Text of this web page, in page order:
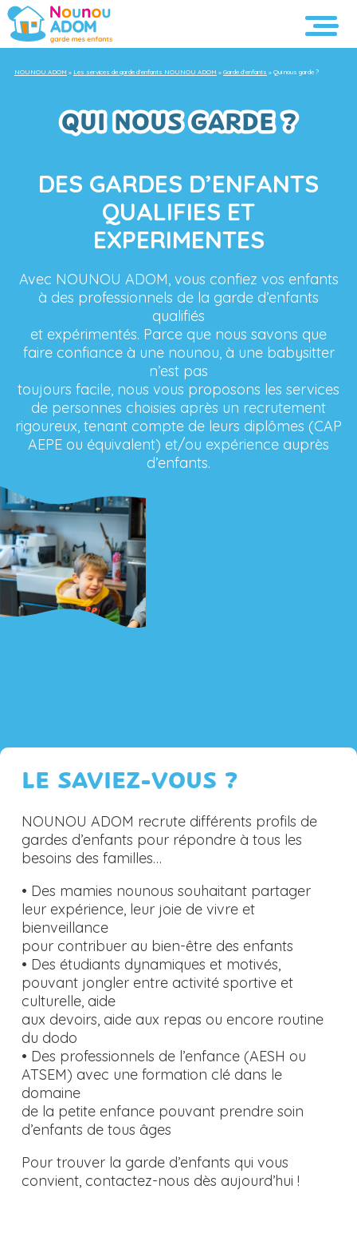
NOUNOU ADOM » Les services de garde d’enfants NOUNOU ADOM » Garde d’enfants » Qui nous garde ?
QUI NOUS GARDE ?
DES GARDES D’ENFANTS
QUALIFIES ET
EXPERIMENTES
Avec NOUNOU ADOM, vous confiez vos enfants
à des professionnels de la garde d’enfants
qualifiés
et expérimentés. Parce que nous savons que
faire confiance à une nounou, à une babysitter
n’est pas
toujours facile, nous vous proposons les services
de personnes choisies après un recrutement
rigoureux, tenant compte de leurs diplômes (CAP
AEPE ou équivalent) et/ou expérience auprès
d’enfants.
LE SAVIEZ-VOUS ?
NOUNOU ADOM recrute différents profils de
gardes d’enfants pour répondre à tous les
besoins des familles…
• Des mamies nounous souhaitant partager
leur expérience, leur joie de vivre et
bienveillance
pour contribuer au bien-être des enfants
• Des étudiants dynamiques et motivés,
pouvant jongler entre activité sportive et
culturelle, aide
aux devoirs, aide aux repas ou encore routine
du dodo
• Des professionnels de l’enfance (AESH ou
ATSEM) avec une formation clé dans le
domaine
de la petite enfance pouvant prendre soin
d’enfants de tous âges
Pour trouver la garde d’enfants qui vous
convient, contactez-nous dès aujourd’hui !